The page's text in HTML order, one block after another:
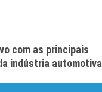
com as principais
indústria automotiva